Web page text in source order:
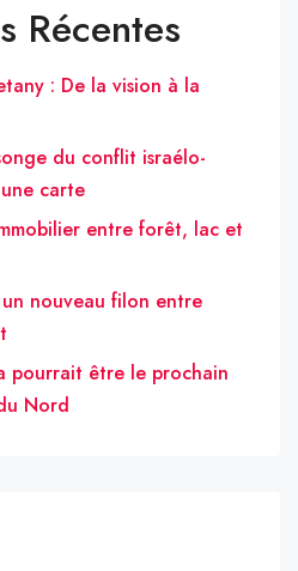
Récentes
: De la vision à la
du conflit israélo-
carte
entre forêt, lac et
nouveau filon entre
pourrait être le prochain
Nord